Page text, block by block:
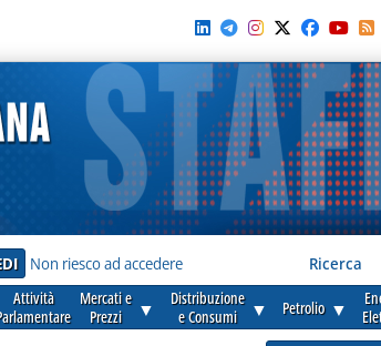
Non riesco ad accedere Ricerca
Attività
Mercati e
Prezzi
▼
Distribuzione
e Consumi
▼ Petrolio ▼